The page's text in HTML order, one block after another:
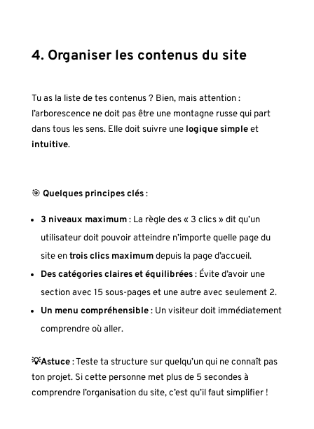
4. Organiser les contenus du site
Tu as la liste de tes contenus ? Bien, mais attention :
l’arborescence ne doit pas être une montagne russe qui part
dans tous les sens. Elle doit suivre une logique simpleet
intuitive.
🎯 Quelques principes clés:
3 niveaux maximum: La règle des « 3 clics » dit qu’un
utilisateur doit pouvoir atteindre n’importe quelle page du
site entrois clics maximumdepuis la page d’accueil.
Des catégories claires et équilibrées: Évite d’avoir une
section avec 15 sous-pages et une autre avec seulement 2.
Un menu compréhensible: Un visiteur doit immédiatement
comprendre où aller.
💡Astuce: Teste ta structure sur quelqu’un qui ne connaît pas
ton projet. Si cette personne met plus de 5 secondes à
comprendre l’organisation du site, c’est qu’il faut simplifier !